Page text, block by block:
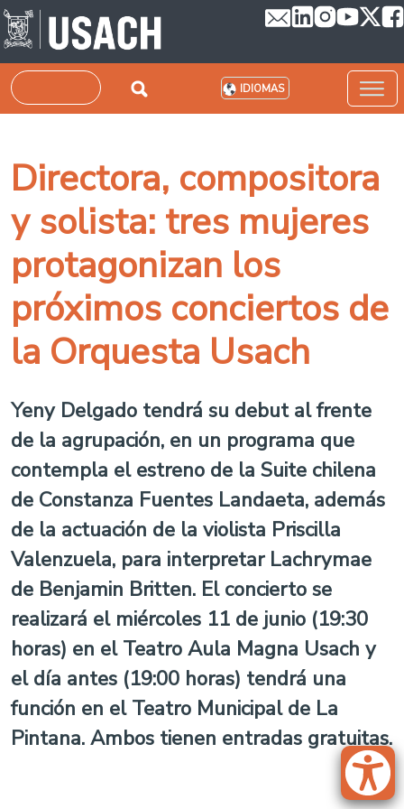
Pasar al contenido principal
Buscar IDIOMAS
Directora, compositora
y solista: tres mujeres
protagonizan los
próximos conciertos de
la Orquesta Usach
Yeny Delgado tendrá su debut al frente
de la agrupación, en un programa que
contempla el estreno de la Suite chilena
de Constanza Fuentes Landaeta, además
de la actuación de la violista Priscilla
Valenzuela, para interpretar Lachrymae
de Benjamin Britten. El concierto se
realizará el miércoles 11 de junio (19:30
horas) en el Teatro Aula Magna Usach y
el día antes (19:00 horas) tendrá una
función en el Teatro Municipal de La
Pintana. Ambos tienen entradas gratuitas.